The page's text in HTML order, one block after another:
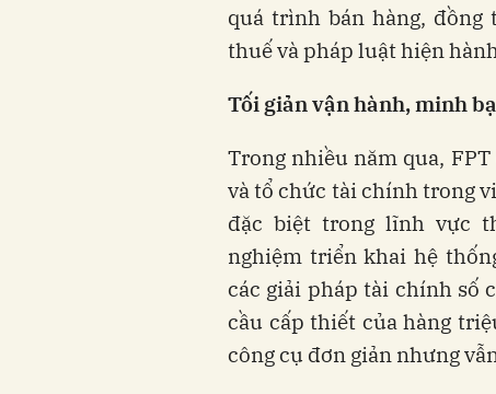
quá trình bán hàng,
thuế và pháp luật hiện
Tối giản vận hành, minh
Trong nhiều năm qua,
và tổ chức tài chính trong
đặc biệt trong lĩnh vực
nghiệm triển khai hệ
các giải pháp tài chính số
cầu cấp thiết của hàng
công cụ đơn giản nhưng